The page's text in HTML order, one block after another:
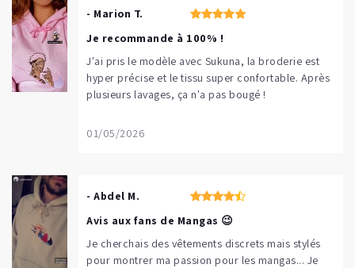
- Marion T.
Je recommande à 100% !
J'ai pris le modèle avec Sukuna, la broderie est
hyper précise et le tissu super confortable. Après
plusieurs lavages, ça n'a pas bougé !
01/05/2026
- Abdel M.
Avis aux fans de Mangas 😉
Je cherchais des vêtements discrets mais stylés
pour montrer ma passion pour les mangas... Je